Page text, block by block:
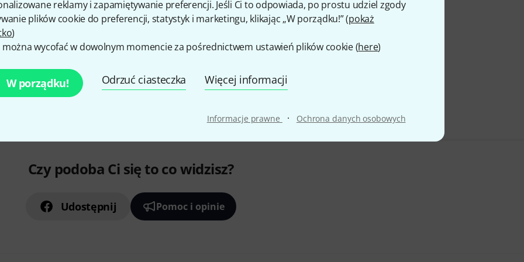
reklamy i zapamiętywanie preferencji. Jeśli Ci to odpowiada, po prostu udziel zgody
plików cookie do preferencji, statystyk i marketingu, klikając „W porządku!” (pokaż
)
można wycofać w dowolnym momencie za pośrednictwem ustawień plików cookie (here)
W porządku! Odrzuć ciasteczka Więcej informacji
Informacje prawne · Ochrona danych osobowych
Czy podoba Ci się to co widzisz?
Udostępnij Pomoc i opinie